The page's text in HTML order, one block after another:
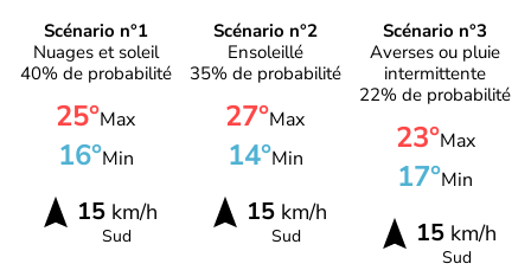
Scénario n°1
Nuages et soleil
40% de probabilité
25°Max
16°Min
15km/h
Sud
Scénario n°2
Ensoleillé
35% de probabilité
27°Max
14°Min
15km/h
Sud
Scénario n°3
Averses ou pluie
intermittente
22% de probabilité
23°Max
17°Min
15 km/h
Sud